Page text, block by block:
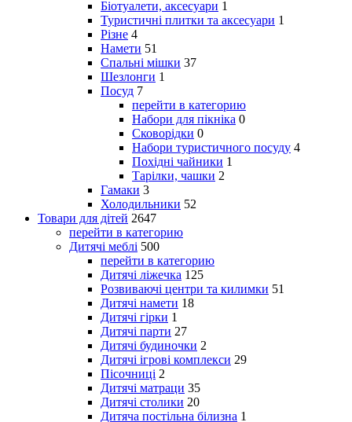
Біотуалети, аксесуари 1
Туристичні плитки та аксесуари 1
Різне 4
Намети 51
Спальні мішки 37
Шезлонги 1
Посуд 7
перейти в категорию
Набори для пікніка 0
Сковорідки 0
Набори туристичного посуду 4
Похідні чайники 1
Тарілки, чашки 2
Гамаки 3
Холодильники 52
Товари для дітей 2647
перейти в категорию
Дитячі меблі 500
перейти в категорию
Дитячі ліжечка 125
Розвиваючі центри та килимки 51
Дитячі намети 18
Дитячі гірки 1
Дитячі парти 27
Дитячі будиночки 2
Дитячі ігрові комплекси 29
Пісочниці 2
Дитячі матраци 35
Дитячі столики 20
Дитяча постільна білизна 1